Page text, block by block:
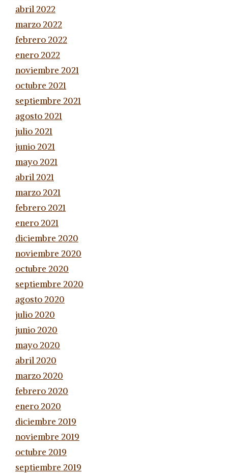
abril 2022
marzo 2022
febrero 2022
enero 2022
noviembre 2021
octubre 2021
septiembre 2021
agosto 2021
julio 2021
junio 2021
mayo 2021
abril 2021
marzo 2021
febrero 2021
enero 2021
diciembre 2020
noviembre 2020
octubre 2020
septiembre 2020
agosto 2020
julio 2020
junio 2020
mayo 2020
abril 2020
marzo 2020
febrero 2020
enero 2020
diciembre 2019
noviembre 2019
octubre 2019
septiembre 2019